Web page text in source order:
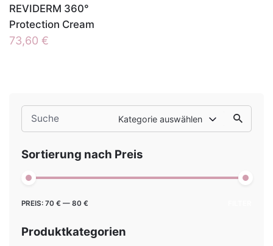
Search
for
Kategorie auswählen
Sortierung nach Preis
Min.
Max.
PREIS: 70 € — 80 €
Produktkategorien
REVIDERM 360°
Protection Cream
73,60 €